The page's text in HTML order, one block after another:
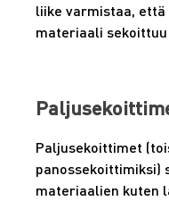
liike varmistaa, että
materiaali
Paljusekoittimet
panossekoittimiksi)
materiaalien kuten